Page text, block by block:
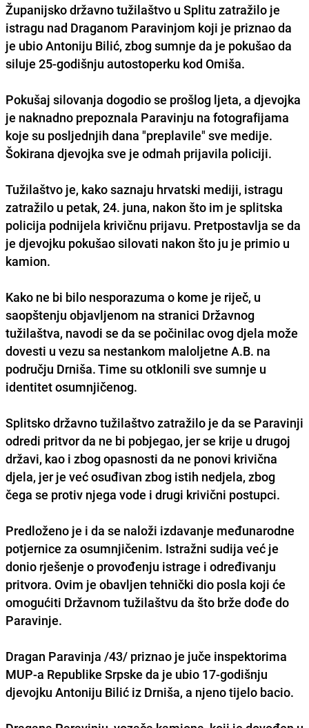
Županijsko državno tužilaštvo u Splitu zatražilo je
istragu nad Draganom Paravinjom koji je priznao da
je ubio Antoniju Bilić, zbog sumnje da je pokušao da
siluje 25-godišnju autostoperku kod Omiša.
Pokušaj silovanja dogodio se prošlog ljeta, a djevojka
je naknadno prepoznala Paravinju na fotografijama
koje su posljednjih dana "preplavile" sve medije.
Šokirana djevojka sve je odmah prijavila policiji.
Tužilaštvo je, kako saznaju hrvatski mediji, istragu
zatražilo u petak, 24. juna, nakon što im je splitska
policija podnijela krivičnu prijavu. Pretpostavlja se da
je djevojku pokušao silovati nakon što ju je primio u
kamion.
Kako ne bi bilo nesporazuma o kome je riječ, u
saopštenju objavljenom na stranici Državnog
tužilaštva, navodi se da se počinilac ovog djela može
dovesti u vezu sa nestankom maloljetne A.B. na
području Drniša. Time su otklonili sve sumnje u
identitet osumnjičenog.
Splitsko državno tužilaštvo zatražilo je da se Paravinji
odredi pritvor da ne bi pobjegao, jer se krije u drugoj
državi, kao i zbog opasnosti da ne ponovi krivična
djela, jer je već osuđivan zbog istih nedjela, zbog
čega se protiv njega vode i drugi krivični postupci.
Predloženo je i da se naloži izdavanje međunarodne
potjernice za osumnjičenim. Istražni sudija već je
donio rješenje o provođenju istrage i određivanju
pritvora. Ovim je obavljen tehnički dio posla koji će
omogućiti Državnom tužilaštvu da što brže dođe do
Paravinje.
Dragan Paravinja /43/ priznao je juče inspektorima
MUP-a Republike Srpske da je ubio 17-godišnju
djevojku Antoniju Bilić iz Drniša, a njeno tijelo bacio.